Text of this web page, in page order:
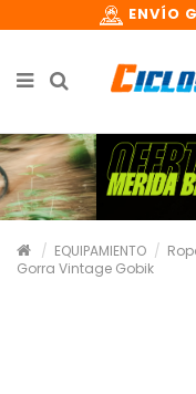
ENVÍO
EQUIPAMIENTO
Gorra Vintage Gobik